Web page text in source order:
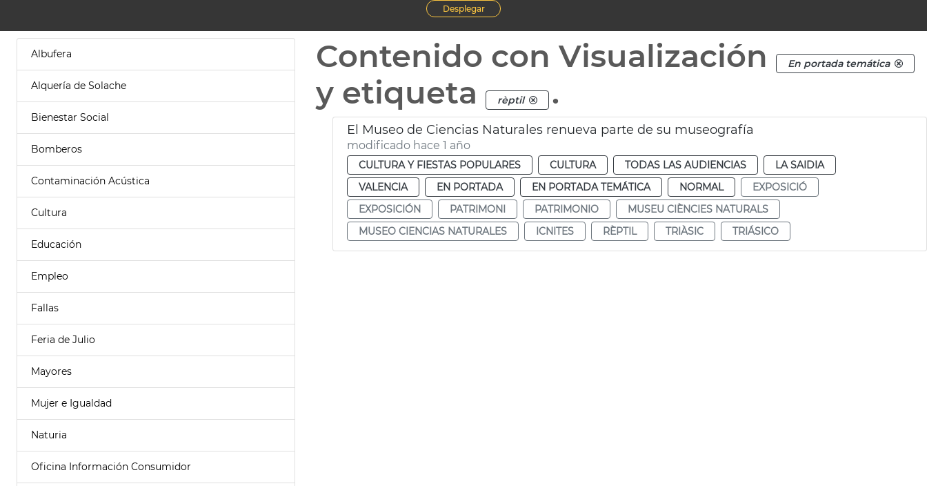
Desplegar
Albufera
Alquería de Solache
Bienestar Social
Bomberos
Contaminación Acústica
Cultura
Educación
Empleo
Fallas
Feria de Julio
Mayores
Mujer e Igualdad
Naturia
Oficina Información Consumidor
Contenido con Visualización En portada temática
y etiqueta rèptil .
El Museo de Ciencias Naturales renueva parte de su museografía
modificado hace 1 año
CULTURA Y FIESTAS POPULARES CULTURA TODAS LAS AUDIENCIAS
LA SAIDIA
VALENCIA
EN PORTADA EN PORTADA TEMÁTICA NORMAL
EXPOSICIÓ
EXPOSICIÓN
PATRIMONI PATRIMONIO
MUSEU CIÈNCIES NATURALS
MUSEO CIENCIAS NATURALES
ICNITES RÈPTIL TRIÀSIC TRIÁSICO